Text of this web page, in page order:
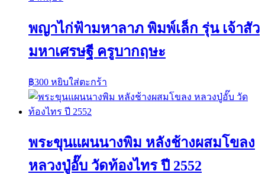
พญาไก่ฟ้ามหาลาภ พิมพ์เล็ก รุ่น เจ้าสัว
มหาเศรษฐี ครูบากฤษะ
฿300 หยิบใส่ตะกร้า
พระขุนแผนนางพิม หลังช้างผสมโขลง
หลวงปู่อั๊บ วัดท้องไทร ปี 2552